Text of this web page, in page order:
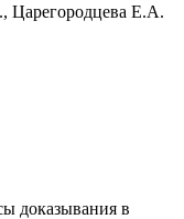
Е.А.
доказывания в